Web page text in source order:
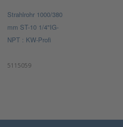
Strahlrohr 1000/380
mm ST-10 1/4"IG-
NPT : KW-Profi
5115059